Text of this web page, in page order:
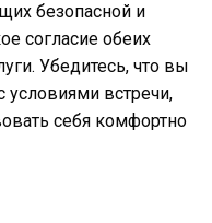
безопасной и
согласие обеих
Убедитесь, что вы
условиями встречи,
себя комфортно